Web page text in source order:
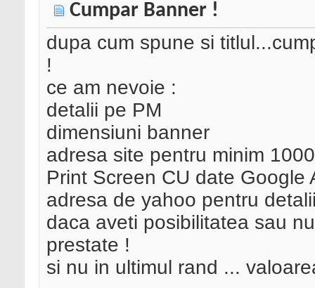
Cumpar Banner !
dupa cum spune si
!
ce am nevoie :
detalii pe PM
dimensiuni banner
adresa site pentru minim
Print Screen CU date Google
adresa de yahoo pentru
daca aveti posibilitatea sau
prestate !
si nu in ultimul rand ...